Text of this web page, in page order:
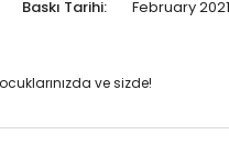
Baskı Tarihi:
February 2021
ve sizde!